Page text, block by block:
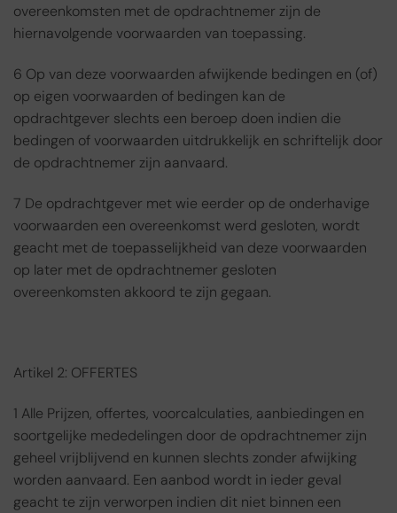
overeenkomsten met de opdrachtnemer zijn de
hiernavolgende voorwaarden van toepassing.
6 Op van deze voorwaarden afwijkende bedingen en (of)
op eigen voorwaarden of bedingen kan de
opdrachtgever slechts een beroep doen indien die
bedingen of voorwaarden uitdrukkelijk en schriftelijk door
de opdrachtnemer zijn aanvaard.
7 De opdrachtgever met wie eerder op de onderhavige
voorwaarden een overeenkomst werd gesloten, wordt
geacht met de toepasselijkheid van deze voorwaarden
op later met de opdrachtnemer gesloten
overeenkomsten akkoord te zijn gegaan.
Artikel 2: OFFERTES
1 Alle Prijzen, offertes, voorcalculaties, aanbiedingen en
soortgelijke mededelingen door de opdrachtnemer zijn
geheel vrijblijvend en kunnen slechts zonder afwijking
worden aanvaard. Een aanbod wordt in ieder geval
geacht te zijn verworpen indien dit niet binnen een